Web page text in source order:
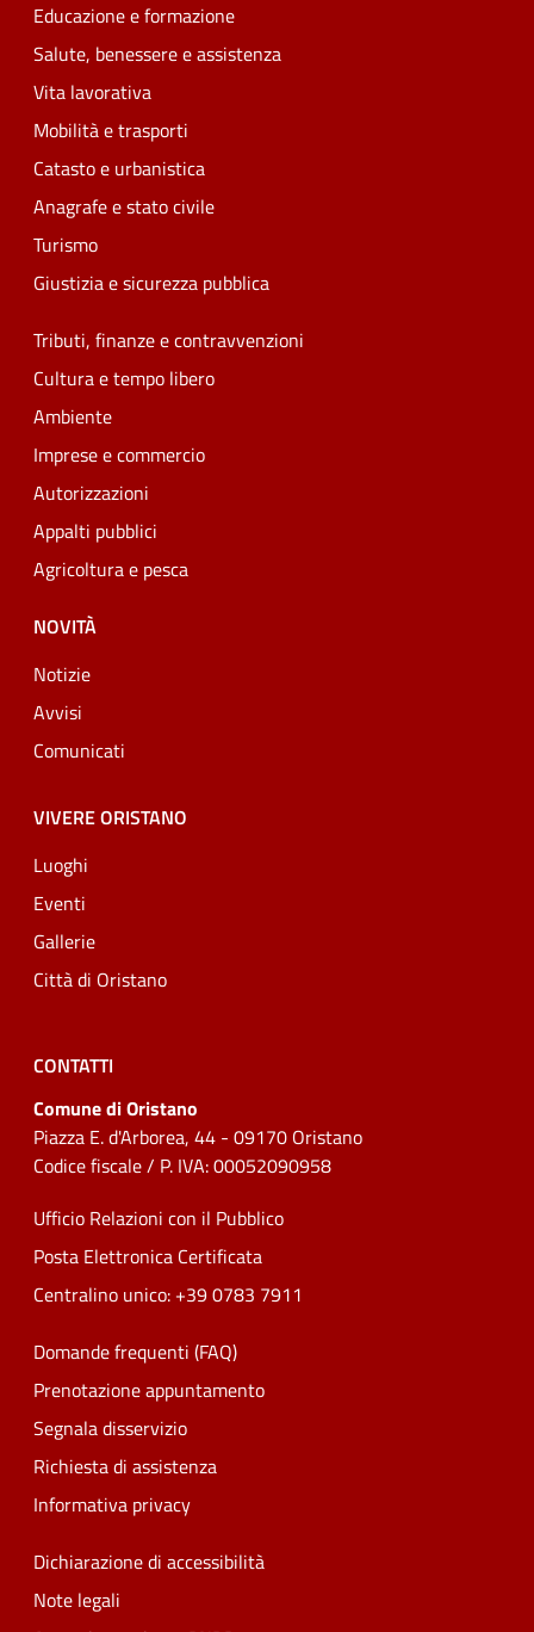
Educazione e formazione
Salute, benessere e assistenza
Vita lavorativa
Mobilità e trasporti
Catasto e urbanistica
Anagrafe e stato civile
Turismo
Giustizia e sicurezza pubblica
Tributi, finanze e contravvenzioni
Cultura e tempo libero
Ambiente
Imprese e commercio
Autorizzazioni
Appalti pubblici
Agricoltura e pesca
NOVITÀ
Notizie
Avvisi
Comunicati
VIVERE ORISTANO
Luoghi
Eventi
Gallerie
Città di Oristano
CONTATTI
Comune di Oristano
Piazza E. d'Arborea, 44 - 09170 Oristano
Codice fiscale / P. IVA: 00052090958
Ufficio Relazioni con il Pubblico
Posta Elettronica Certificata
Centralino unico: +39 0783 7911
Domande frequenti (FAQ)
Prenotazione appuntamento
Segnala disservizio
Richiesta di assistenza
Informativa privacy
Dichiarazione di accessibilità
Note legali